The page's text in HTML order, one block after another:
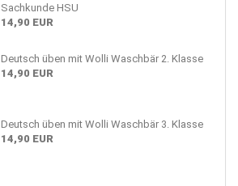
Sachkunde HSU
14,90 EUR
Deutsch üben mit Wolli Waschbär 2. Klasse
14,90 EUR
Deutsch üben mit Wolli Waschbär 3. Klasse
14,90 EUR